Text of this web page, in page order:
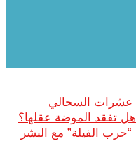
عشرات السحالي
“حرب الفيلة” مع البشر